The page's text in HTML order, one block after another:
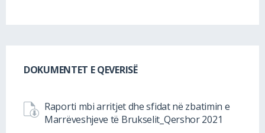
DOKUMENTET E QEVERISË
Raporti mbi arritjet dhe sfidat në zbatimin e
Marrëveshjeve të Brukselit_Qershor 2021